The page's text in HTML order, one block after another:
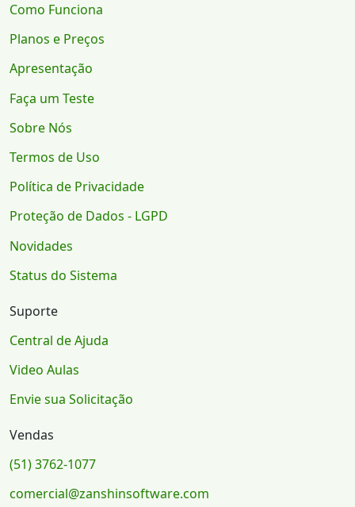
Como Funciona
Planos e Preços
Apresentação
Faça um Teste
Sobre Nós
Termos de Uso
Política de Privacidade
Proteção de Dados - LGPD
Novidades
Status do Sistema
Suporte
Central de Ajuda
Video Aulas
Envie sua Solicitação
Vendas
(51) 3762-1077
comercial@zanshinsoftware.com